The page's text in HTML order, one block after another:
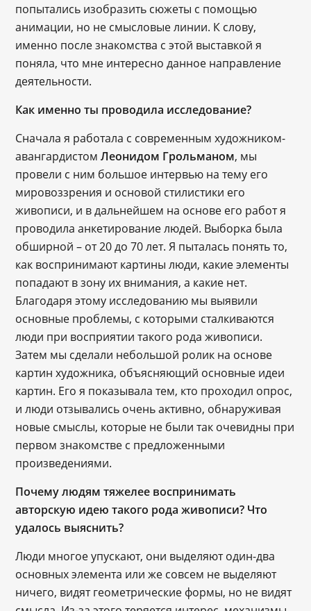
попытались изобразить сюжеты с помощью
анимации, но не смысловые линии. К слову,
именно после знакомства с этой выставкой я
поняла, что мне интересно данное направление
деятельности.
Как именно ты проводила исследование?
Сначала я работала с современным художником-
авангардистомЛеонидом Грольманом, мы
провели с ним большое интервью на тему его
мировоззрения и основой стилистики его
живописи, и в дальнейшем на основе его работ я
проводила анкетирование людей. Выборка была
обширной – от 20 до 70 лет. Я пыталась понять то,
как воспринимают картины люди, какие элементы
попадают в зону их внимания, а какие нет.
Благодаря этому исследованию мы выявили
основные проблемы, с которыми сталкиваются
люди при восприятии такого рода живописи.
Затем мы сделали небольшой ролик на основе
картин художника, объясняющий основные идеи
картин. Его я показывала тем, кто проходил опрос,
и люди отзывались очень активно, обнаруживая
новые смыслы, которые не были так очевидны при
первом знакомстве с предложенными
произведениями.
Почему людям тяжелее воспринимать
авторскую идею такого рода живописи? Что
удалось выяснить?
Люди многое упускают, они выделяют один-два
основных элемента или же совсем не выделяют
ничего, видят геометрические формы, но не видят